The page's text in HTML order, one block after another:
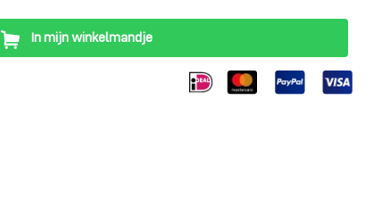
In mijn winkelmandje